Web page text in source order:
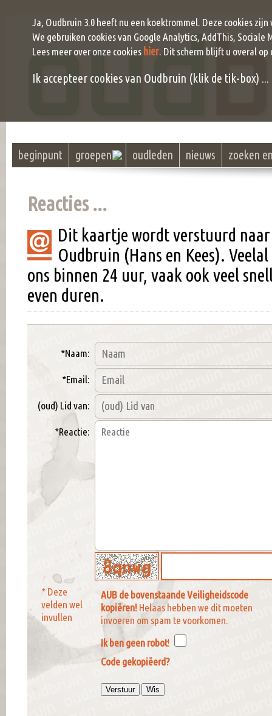
beginpunt groepen oudleden nieuws zoeken
Reacties ...
Dit kaartje wordt verstuurd
Oudbruin (Hans en Kees).
ons binnen 24 uur, vaak ook veel
even duren.
*Naam:
*Email:
(oud) Lid van:
*Reactie:
* Deze
velden wel
invullen
AUB de bovenstaande Veiligheidscode
kopiëren! Helaas hebben we dit moeten
invoeren om spam te voorkomen.
Ik ben geen robot!
Code gekopiëerd?
Ja, Oudbruin 3.0 heeft nu een koektrommel. Deze cookies
We gebruiken cookies van Google Analytics, AddThis, Sociale
Lees meer over onze cookies hier. Dit scherm blijft u overal op
Ik accepteer cookies van Oudbruin (klik de tik-box) ...